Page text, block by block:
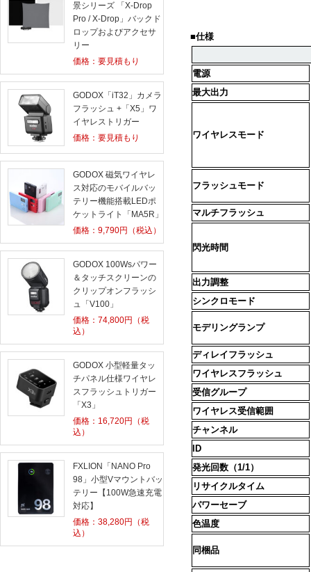
■仕様
電源
最大出力
ワイヤレスモード
フラッシュモード
マルチフラッシュ
閃光時間
出力調整
シンクロモード
モデリングランプ
ディレイフラッシュ
ワイヤレスフラッシュ
受信グループ
ワイヤレス受信範囲
チャンネル
ID
発光回数（1/1）
リサイクルタイム
パワーセーブ
色温度
同梱品
景シリーズ 「X-Drop
Pro / X-Drop」バックド
ロップおよびアクセサ
リー
価格：要見積もり
GODOX「iT32」カメラ
フラッシュ +「X5」ワ
イヤレストリガー
価格：要見積もり
GODOX 磁気ワイヤレ
ス対応のモバイルバッ
テリー機能搭載LEDポ
ケットライト「MA5R」
価格： 9,790円（税込）
GODOX 100Wsパワー
＆タッチスクリーンの
クリップオンフラッシ
ュ「V100」
価格： 74,800円（税
込）
GODOX 小型軽量タッ
チパネル仕様ワイヤレ
スフラッシュトリガー
「X3」
価格： 16,720円（税
込）
FXLION「NANO Pro
98」小型Vマウントバッ
テリー【100W急速充電
対応】
価格： 38,280円（税
込）